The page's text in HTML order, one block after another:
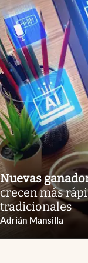
Nuevas
crecen más
tradicionales
Adrián Mansilla